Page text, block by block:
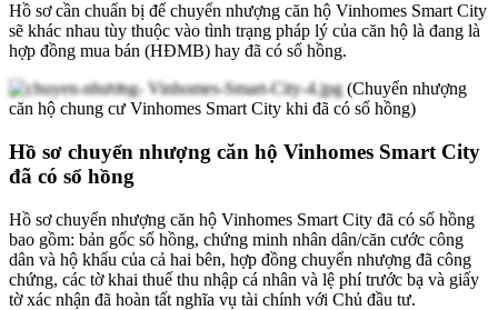
Hồ sơ cần chuẩn bị để chuyển nhượng căn hộ Vinhomes Smart City
sẽ khác nhau tùy thuộc vào tình trạng pháp lý của căn hộ là đang là
hợp đồng mua bán (HĐMB) hay đã có sổ hồng.
(Chuyển nhượng
căn hộ chung cư Vinhomes Smart City khi đã có sổ hồng)
Hồ sơ chuyển nhượng căn hộ Vinhomes Smart City
đã có sổ hồng
Hồ sơ chuyển nhượng căn hộ Vinhomes Smart City đã có sổ hồng
bao gồm: bản gốc sổ hồng, chứng minh nhân dân/căn cước công
dân và hộ khẩu của cả hai bên, hợp đồng chuyển nhượng đã công
chứng, các tờ khai thuế thu nhập cá nhân và lệ phí trước bạ và giấy
tờ xác nhận đã hoàn tất nghĩa vụ tài chính với Chủ đầu tư.